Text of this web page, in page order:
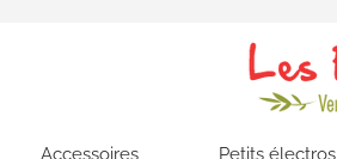
Accessoires Petits électros